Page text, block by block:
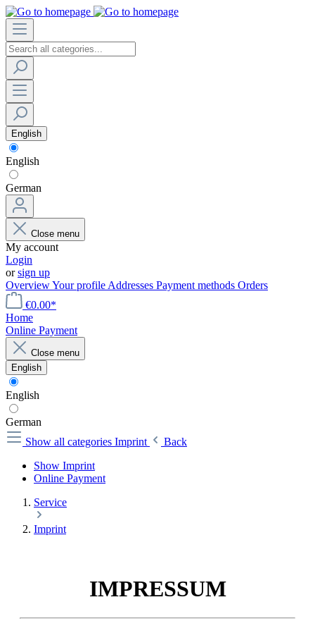
English
English
German
Close menu
My account
Login
orsign up
OverviewYour profile Addresses Payment methods Orders
€0.00*
Home
Online Payment
Close menu
English
English
German
Show all categories Imprint
Back
Show Imprint
Online Payment
Service
Imprint
IMPRESSUM